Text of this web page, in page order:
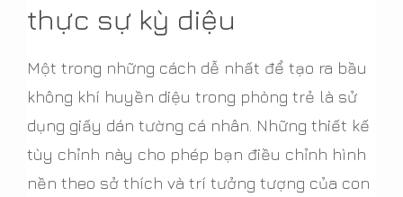
thực sự kỳ diệu
Một trong những cách dễ nhất để tạo ra bầu
không khí huyền diệu trong phòng trẻ là sử
dụng giấy dán tường cá nhân. Những thiết kế
tùy chỉnh này cho phép bạn điều chỉnh hình
nền theo sở thích và trí tưởng tượng của con